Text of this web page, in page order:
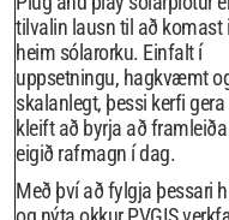
tilvalin lausn til að komast
heim sólarorku. Einfalt í
uppsetningu, hagkvæmt
skalanlegt, þessi kerfi gera
kleift að byrja að
eigið rafmagn í dag.
Með því að fylgja þessari